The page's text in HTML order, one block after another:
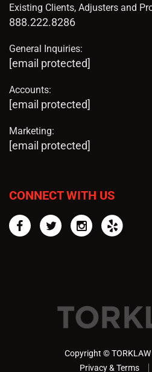
Existing Clients, Adjusters and
888.222.8286
General Inquiries:
[email protected]
Accounts:
[email protected]
Marketing:
[email protected]
CONNECT WITH US
FacebookTwitterInstagram
Copyright ©
Privacy & Terms